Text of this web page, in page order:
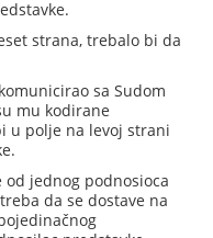
strana, trebalo bi da
sa Sudom
mu kodirane
u polje na levoj strani
jednog podnosioca
da se dostave na